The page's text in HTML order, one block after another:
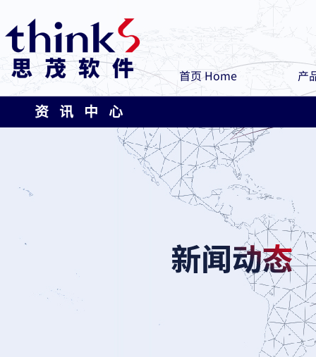
首页 Home 产
资 讯 中 心